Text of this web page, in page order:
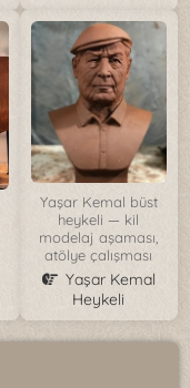
Yaşar Kemal büst
heykeli — kil
modelaj aşaması,
atölye çalışması
Yaşar Kemal
Heykeli